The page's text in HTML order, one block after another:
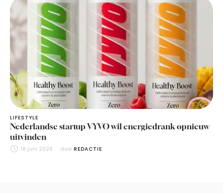
LIFESTYLE
Nederlandse startup VYVO wil energiedrank opnieuw
uitvinden
18 juni 2026 door REDACTIE